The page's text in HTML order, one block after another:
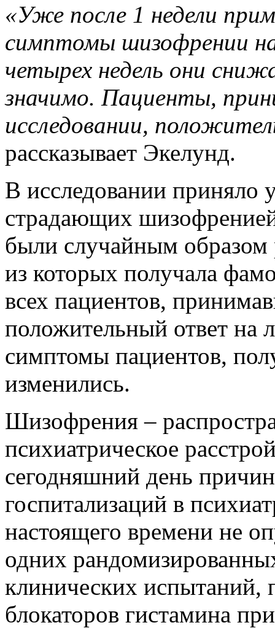
«Уже после 1 недели
симптомы шизофрении
четырех недель они
значимо. Пациенты,
исследовании,
рассказывает Экелунд.
В исследовании приняло
страдающих
были случайным образом
из которых получала
всех пациентов,
положительный ответ на
симптомы пациентов,
изменились.
Шизофрения –
психиатрическое
сегодняшний день
госпитализаций в
настоящего времени не
одних
клинических испытаний,
блокаторов гистамина